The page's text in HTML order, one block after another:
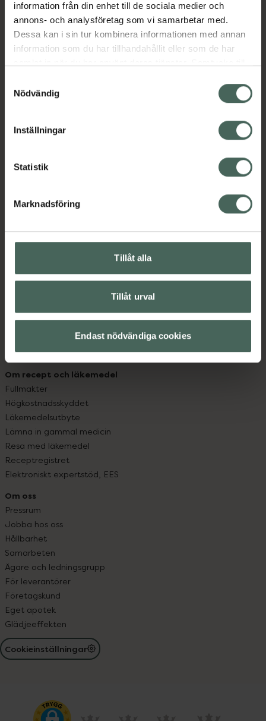
information från din enhet till de sociala medier och
annons- och analysföretag som vi samarbetar med.
Dessa kan i sin tur kombinera informationen med annan
information som du har tillhandahållit eller som de har
återkalla ditt samtycke via webbplatsens
cookieinställningar. Ett återkallat samtycke påverkar inte
lagligheten av behandling som skett innan återkallelsen.
Nödvändig
Inställningar
Statistik
Marknadsföring
Tillåt alla
Tillåt urval
Endast nödvändiga cookies
Läs alltid bipacksedeln innan
användning.
EAN:17331009006220
Kronans Apotek finns här för dig. Du hittar oss från Skåne i
datorn. Oavsett vem du är så är det vårt uppdrag att
hjälpa just dig att må lite bättre. Välkommen att prata
Handla tryggt
Leverans, betalning och retur
Kundklubb
Sajtens tillgänglighet
Köpvillkor
Om recept och läkemedel
Fullmakter
Högkostnadsskyddet
Läkemedelsutbyte
Lämna in gammal medicin
Resa med läkemedel
Receptregistret
Elektroniskt expertstöd, EES
Om oss
Pressrum
Jobba hos oss
Hållbarhet
Samarbeten
Ägare och ledningsgrupp
För leverantörer
Företagskund
Eget apotek
Glädjeeffekten
Cookieinställningar